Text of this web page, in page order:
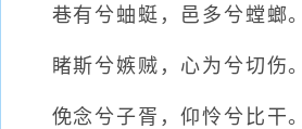
巷有兮蚰蜓，邑多兮螳螂。
睹斯兮嫉贼，心为兮切伤。
俛念兮子胥，仰怜兮比干。